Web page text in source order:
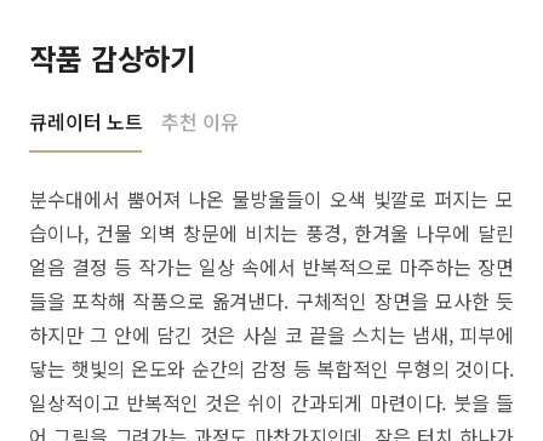
작품 감상하기
큐레이터 노트 추천 이유
분수대에서 뿜어져 나온 물방울들이 오색 빛깔로 퍼지는 모
습이나, 건물 외벽 창문에 비치는 풍경, 한겨울 나무에 달린
얼음 결정 등 작가는 일상 속에서 반복적으로 마주하는 장면
들을 포착해 작품으로 옮겨낸다. 구체적인 장면을 묘사한 듯
하지만 그 안에 담긴 것은 사실 코 끝을 스치는 냄새, 피부에
닿는 햇빛의 온도와 순간의 감정 등 복합적인 무형의 것이다.
일상적이고 반복적인 것은 쉬이 간과되게 마련이다. 붓을 들